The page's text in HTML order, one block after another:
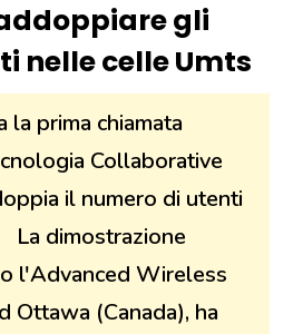
gli
nelle celle Umts
prima chiamata
Collaborative
il numero di utenti
La dimostrazione
l'Advanced Wireless
Ottawa (Canada), ha